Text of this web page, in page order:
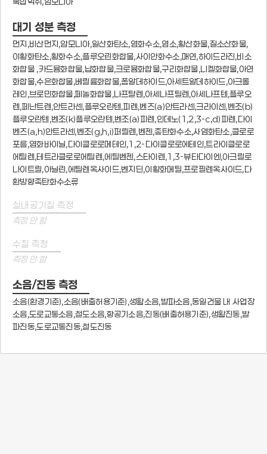
대기 성분 측정
먼지,비산먼지,암모니아,일산화탄소,염화수소,염소,황산화물,질소산화물,
이황화탄소,황화수소,플루오린화합물,사이안화수소,매연,하이드라진,비소
화합물 ,카드뮴화합물,납화합물,크로뮴화합물,구리화합물,니켈화합물,아연
화합물,수은화합물,베릴륨화합물,폼알데하이드,아세트알데하이드,아크롤
레인,브로민화합물,페놀화합물,나프탈렌,아세나프틸렌,아세나프텐,플루오
렌,페난트렌,안트라센,플루오란텐,피렌,벤즈(a)안트라센,크라이센,벤조(b)
플루오란텐,벤조(k)플루오란텐,벤조(a)피렌,인데노(1,2,3-c,d)피렌,다이
벤즈(a,h)안트라센,벤조(g,h,i)퍼릴렌,벤젠,총탄화수소,사염화탄소,클로로
포름,염화바이닐,다이클로로메테인,1,2-다이클로로에테인,트라이클로로
에틸렌,테트라클로로에틸렌,에틸벤젠,스타이렌,1,3-뷰타다이엔,아크릴로
나이트릴,아닐린,에틸렌옥사이드,벤지딘,이황화메틸,프로필렌옥사이드,다
환방향족탄화수소류
실내공기질 측정
측정 안 함
수질 측정
측정 안 함
소음/진동 측정
소음(환경기준),소음(배출허용기준),생활소음,발파소음,동일건물 내 사업장
소음,도로교통소음,철도소음,항공기소음,진동(배출허용기준),생활진동,발
파진동,도로교통진동,철도진동